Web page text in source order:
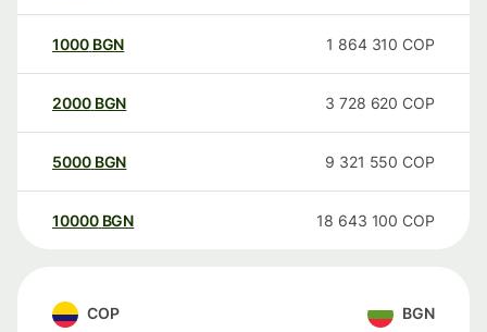
1000 BGN 1 864 310 COP
2000 BGN 3 728 620 COP
5000 BGN 9 321 550 COP
10000 BGN 18 643 100 COP
COP BGN